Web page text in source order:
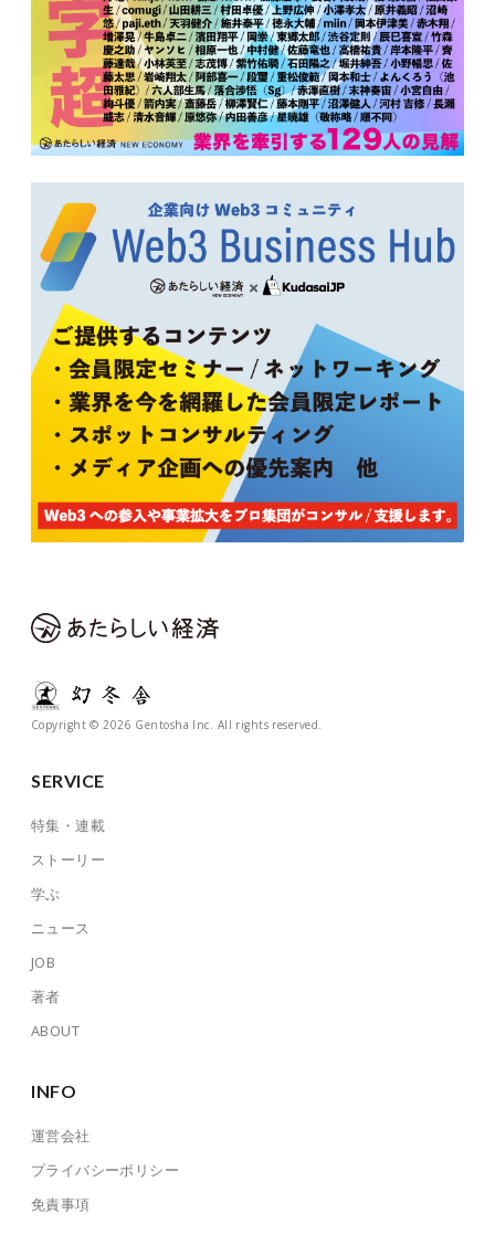
Copyright © 2026 Gentosha Inc. All rights reserved.
SERVICE
特集・連載
ストーリー
学ぶ
ニュース
JOB
著者
ABOUT
INFO
運営会社
プライバシーポリシー
免責事項